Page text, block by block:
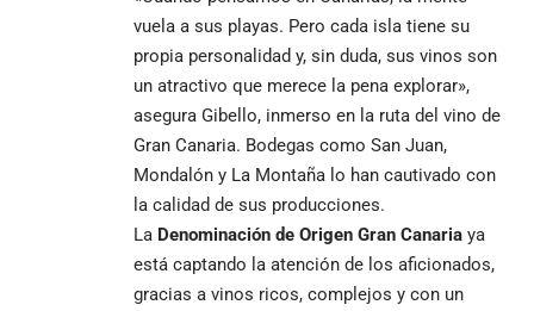
vuela a sus playas. Pero cada isla tiene su
propia personalidad y, sin duda, sus vinos son
un atractivo que merece la pena explorar»,
asegura Gibello, inmerso en la ruta del vino de
Gran Canaria. Bodegas como San Juan,
Mondalón y La Montaña lo han cautivado con
la calidad de sus producciones.
La Denominación de Origen Gran Canaria ya
está captando la atención de los aficionados,
gracias a vinos ricos, complejos y con un